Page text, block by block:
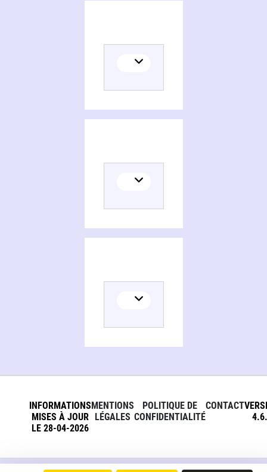
INFORMATIONS
MISES À JOUR
LE 28-04-2026
MENTIONS
LÉGALES
POLITIQUE DE
CONFIDENTIALITÉ
CONTACT